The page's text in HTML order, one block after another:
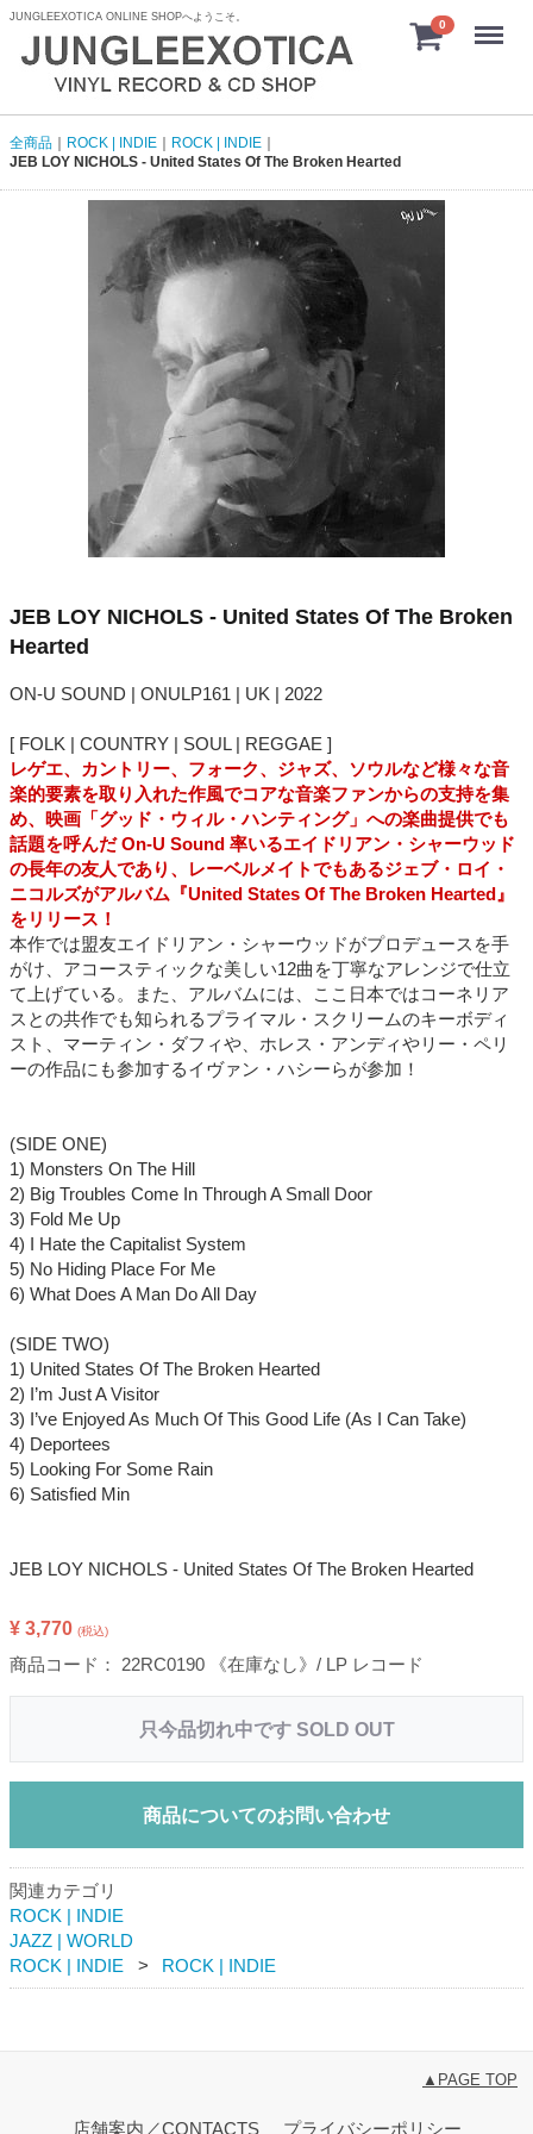
JUNGLEEXOTICA ONLINE SHOPへようこそ。
0 menu
全商品 ROCK | INDIE
ROCK | INDIE
JEB LOY NICHOLS - United States Of The Broken Hearted
JEB LOY NICHOLS - United States Of The Broken
Hearted
ON-U SOUND | ONULP161 | UK | 2022
[ FOLK | COUNTRY | SOUL | REGGAE ]
レゲエ、カントリー、フォーク、ジャズ、ソウルなど様々な音
楽的要素を取り入れた作風でコアな音楽ファンからの支持を集
め、映画「グッド・ウィル・ハンティング」への楽曲提供でも
話題を呼んだ On-U Sound 率いるエイドリアン・シャーウッド
の長年の友人であり、レーベルメイトでもあるジェブ・ロイ・
ニコルズがアルバム『United States Of The Broken Hearted』
をリリース！
本作では盟友エイドリアン・シャーウッドがプロデュースを手
がけ、アコースティックな美しい12曲を丁寧なアレンジで仕立
て上げている。また、アルバムには、ここ日本ではコーネリア
スとの共作でも知られるプライマル・スクリームのキーボディ
スト、マーティン・ダフィや、ホレス・アンディやリー・ペリ
ーの作品にも参加するイヴァン・ハシーらが参加！
(SIDE ONE)
1) Monsters On The Hill
2) Big Troubles Come In Through A Small Door
3) Fold Me Up
4) I Hate the Capitalist System
5) No Hiding Place For Me
6) What Does A Man Do All Day
(SIDE TWO)
1) United States Of The Broken Hearted
2) I’m Just A Visitor
3) I’ve Enjoyed As Much Of This Good Life (As I Can Take)
4) Deportees
5) Looking For Some Rain
6) Satisfied Min
JEB LOY NICHOLS - United States Of The Broken Hearted
¥ 3,770 (税込)
商品コード： 22RC0190 《在庫なし》/ LP レコード
只今品切れ中です SOLD OUT
商品についてのお問い合わせ
関連カテゴリ
ROCK | INDIE
JAZZ | WORLD
ROCK | INDIE
ROCK | INDIE
▲PAGE TOP
店舗案内／CONTACTS プライバシーポリシー